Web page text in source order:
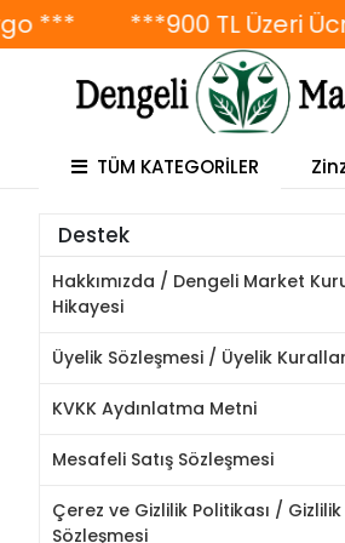
*** ***900 TL Üzeri
TÜM KATEGORİLER
Destek
Hakkımızda / Dengeli Market
Hikayesi
Üyelik Sözleşmesi / Üyelik
KVKK Aydınlatma Metni
Mesafeli Satış Sözleşmesi
Çerez ve Gizlilik Politikası / Gizlilik
Sözleşmesi